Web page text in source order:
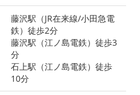
藤沢駅（JR在来線/小田急電
鉄）徒歩2分
藤沢駅（江ノ島電鉄）徒歩3
分
石上駅（江ノ島電鉄）徒歩
10分